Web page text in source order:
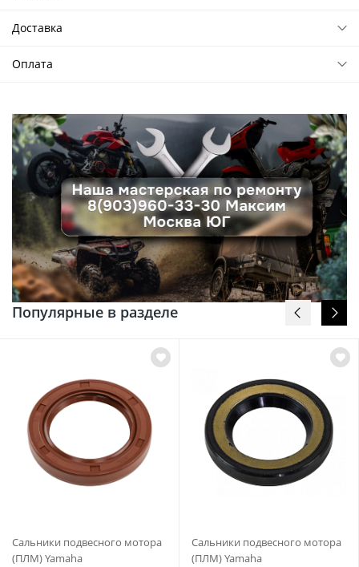
Доставка
Оплата
Популярные в разделе
Сальники подвесного мотора
(ПЛМ) Yamaha
Сальники подвесного мотора
(ПЛМ) Yamaha